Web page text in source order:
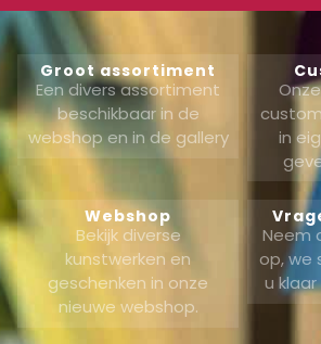
Groot assortiment
Een divers assortiment
beschikbaar in de
webshop en in de gallery
in
Webshop
Bekijk diverse
kunstwerken en
geschenken in onze
nieuwe webshop.
Neem
op, we
u